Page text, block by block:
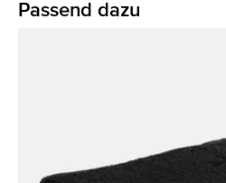
Passend dazu